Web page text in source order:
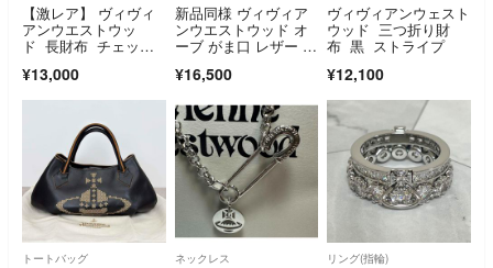
【激レア】 ヴィヴィ
アンウエストウッ
ド 長財布 チェッ
ーブ
¥13,000
新品同様 ヴィヴィア
ンウエストウッド オ
ーブ がま口 レザー ブ
布 黒 0873【中古】Vi
¥16,500
ヴィヴィアンウェスト
ウッド 三つ折り財
布 黒 ストライプ
¥12,100
トートバッグ ネックレス リング(指輪)